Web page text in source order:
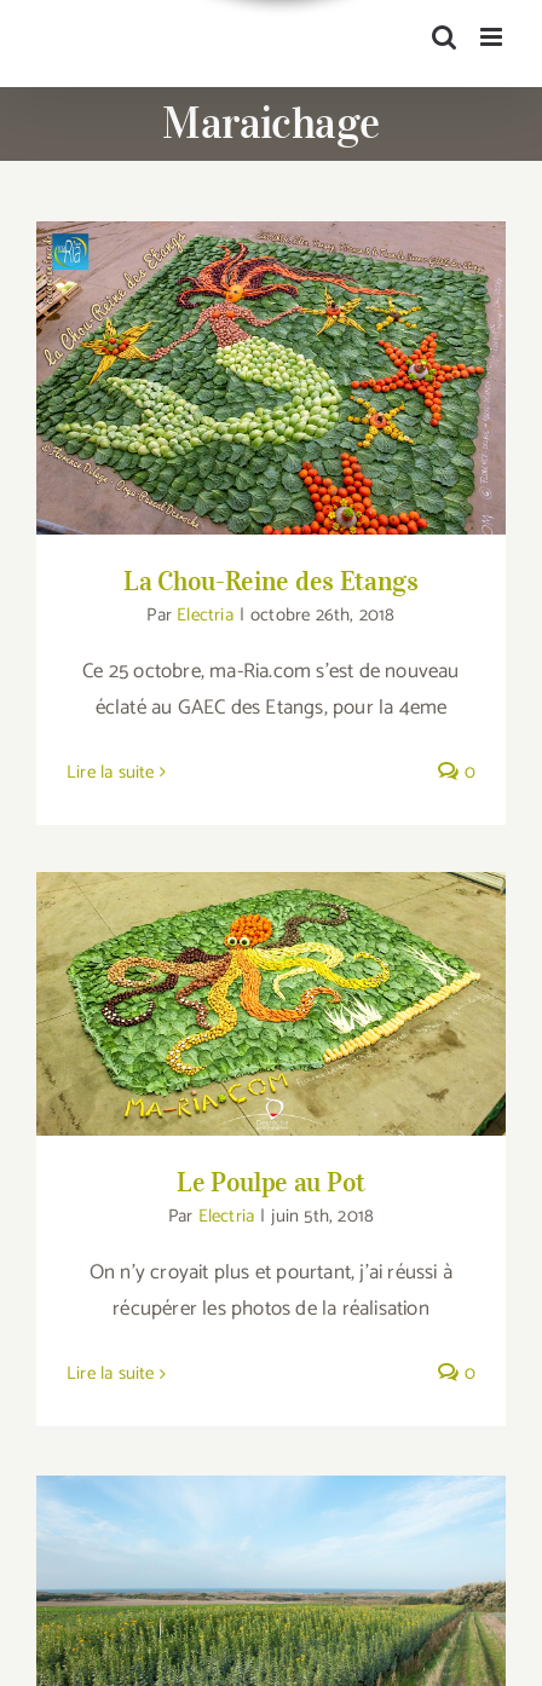
Maraichage
La Chou-Reine des Etangs
La Chou-Reine des Etangs
Par Electria | octobre 26th, 2018
Ce 25 octobre, ma-Ria.com s'est de nouveau
éclaté au GAEC des Etangs, pour la 4eme
Lire la suite 0
Le Poulpe au Pot
Le Poulpe au Pot
Par Electria | juin 5th, 2018
On n'y croyait plus et pourtant, j'ai réussi à
récupérer les photos de la réalisation
Lire la suite 0
Quelle est cette plante ? Gagnez une
citrouille ;)